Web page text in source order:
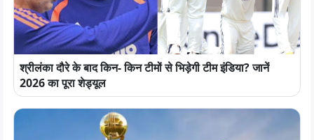
श्रीलंका दौरे के बाद किन- किन टीमों से भिड़ेगी टीम इंडिया? जानें
2026 का पूरा शेड्यूल